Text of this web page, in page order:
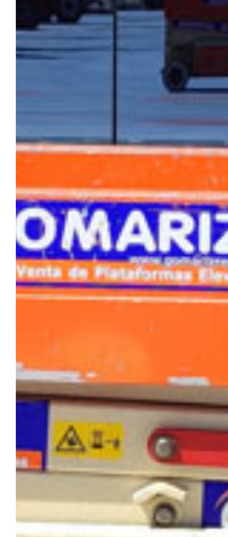
DIMENSIONES
Alcance lateral:0 m
Altura almacenaje: 1.98 m
1.87 m
Anchura:0.76 m
Peso: 1565 kg
ESPECIFICACIONES
Motor:Eléctrico
COMPARADOR
¿Tienes dudas a la hora de elegir la
necesitas?
Compara esta y otras máquinas desde el
en contacto con nosotros para un
Comparar